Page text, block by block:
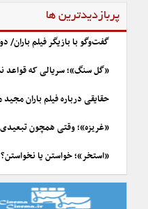
پربازدیدترین ها
گفت‌وگو با بازیگر فیلم باران/
«گل سنگ»؛ سریالی که قواعد
حقایقی درباره فیلم باران
«غریزه»؛ وقتی همچون
«استخر»؛ خواستن یا نخواستن؟